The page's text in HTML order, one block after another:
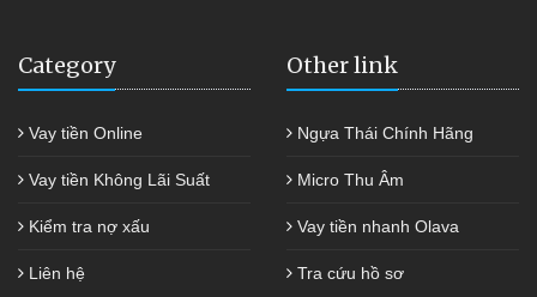
Category
Vay tiền Online
Vay tiền Không Lãi Suất
Kiểm tra nợ xấu
Liên hệ
Other link
Ngựa Thái Chính Hãng
Micro Thu Âm
Vay tiền nhanh Olava
Tra cứu hồ sơ